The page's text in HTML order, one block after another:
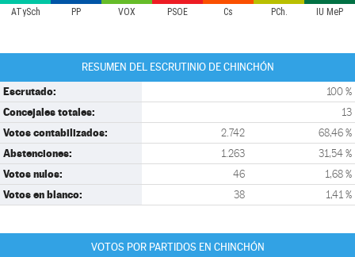
ATySch PP VOX PSOE Cs PCh. IU MeP
RESUMEN DEL ESCRUTINIO DE CHINCHÓN
Escrutado: 100 %
Concejales totales: 13
Votos contabilizados: 2.742 68,46 %
Abstenciones: 1.263 31,54 %
Votos nulos: 46 1,68 %
Votos en blanco: 38 1,41 %
VOTOS POR PARTIDOS EN CHINCHÓN